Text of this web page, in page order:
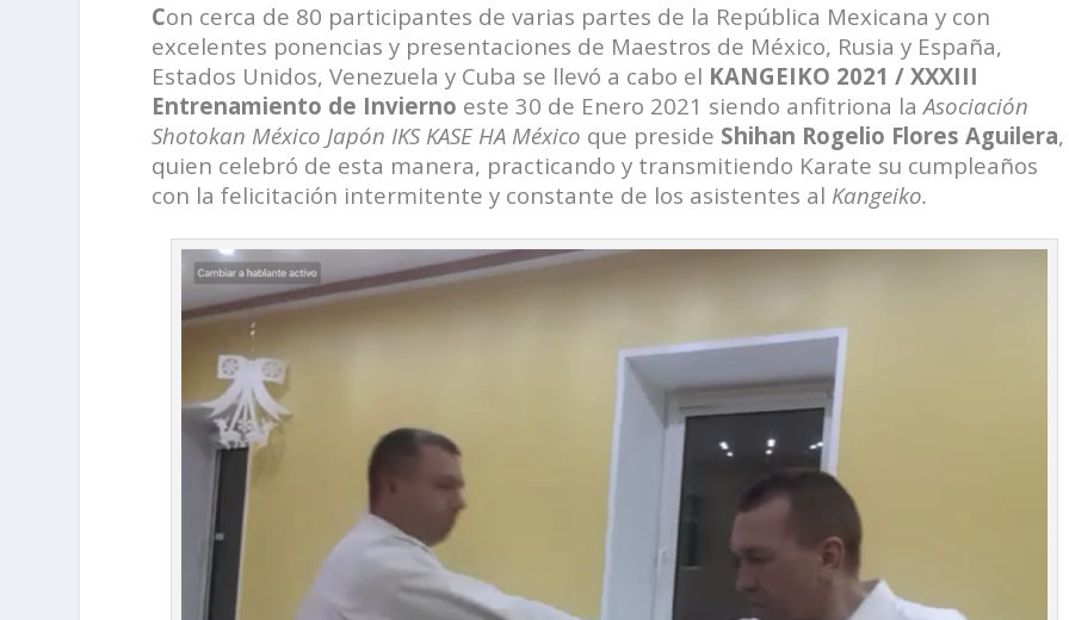
Con cerca de 80 participantes de varias partes de la República Mexicana y con
excelentes ponencias y presentaciones de Maestros de México, Rusia y España,
Estados Unidos, Venezuela y Cuba se llevó a cabo el KANGEIKO 2021 / XXXIII
Entrenamiento de Invierno este 30 de Enero 2021 siendo anfitriona laAsociación
Shotokan México Japón IKS KASE HA México que preside Shihan Rogelio Flores Aguilera,
quien celebró de esta manera, practicando y transmitiendo Karate su cumpleaños
con la felicitación intermitente y constante de los asistentes al Kangeiko.